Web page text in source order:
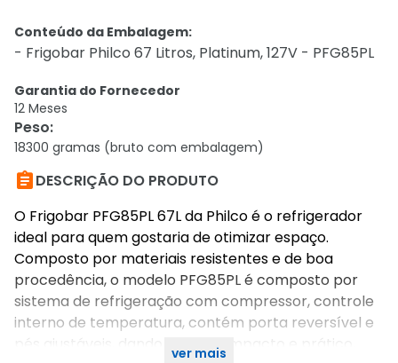
Conteúdo da Embalagem:
- Frigobar Philco 67 Litros, Platinum, 127V - PFG85PL
Garantia do Fornecedor
12 Meses
Peso:
18300 gramas (bruto com embalagem)
DESCRIÇÃO DO PRODUTO
O Frigobar PFG85PL 67L da Philco é o refrigerador
ideal para quem gostaria de otimizar espaço.
Composto por materiais resistentes e de boa
procedência, o modelo PFG85PL é composto por
sistema de refrigeração com compressor, controle
interno de temperatura, contém porta reversível e
pés ajustáveis, dando um ar compacto e prático,
ver mais